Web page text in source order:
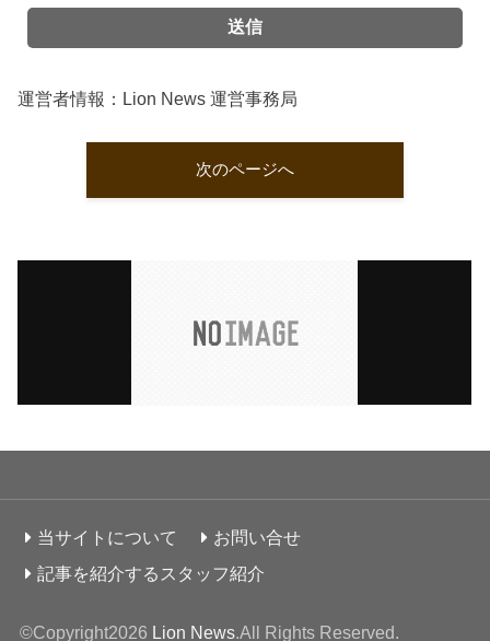
運営者情報：Lion News 運営事務局
次のページへ
当サイトについて
お問い合せ
記事を紹介するスタッフ紹介
©Copyright2026 Lion News.All Rights Reserved.